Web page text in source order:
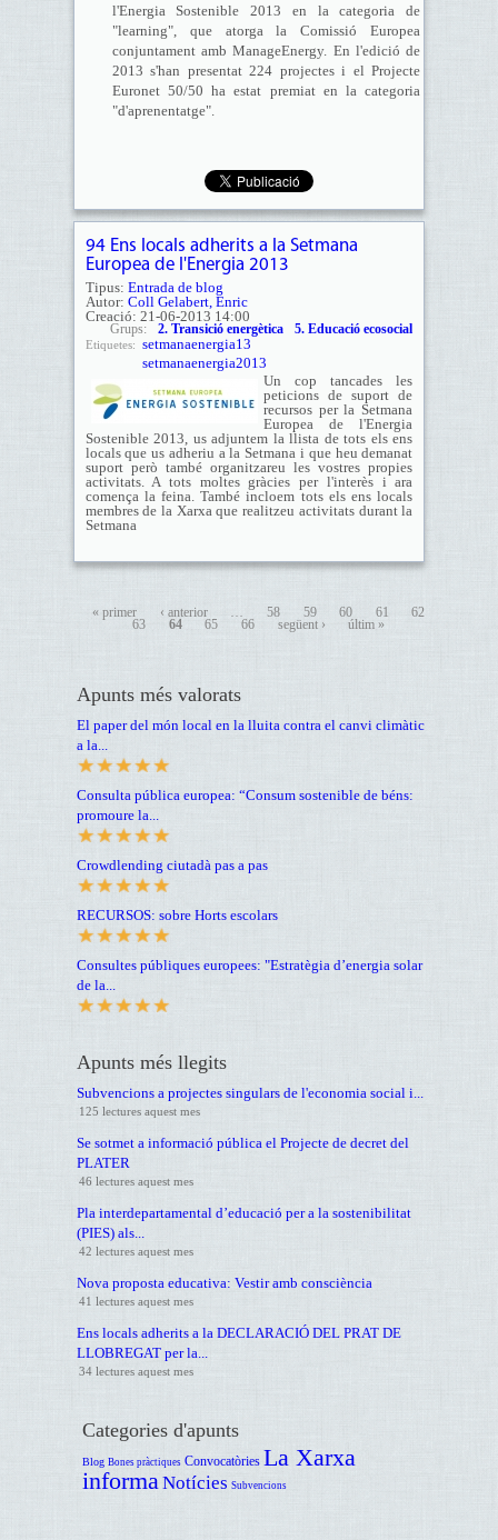
l'Energia Sostenible 2013 en la categoria de
"learning", que atorga la Comissió Europea
conjuntament amb ManageEnergy. En l'edició de
2013 s'han presentat 224 projectes i el Projecte
Euronet 50/50 ha estat premiat en la categoria
"d'aprenentatge".
94 Ens locals adherits a la Setmana
Europea de l'Energia 2013
Tipus: Entrada de blog
Autor: Coll Gelabert, Enric
Creació: 21-06-2013 14:00
Grups: 2. Transició energètica 5. Educació ecosocial
Etiquetes: setmanaenergia13
setmanaenergia2013
Un cop tancades les
peticions de suport de
recursos per la Setmana
Europea de l'Energia
Sostenible 2013, us adjuntem la llista de tots els ens
locals que us adheriu a la Setmana i que heu demanat
suport però també organitzareu les vostres propies
activitats. A tots moltes gràcies per l'interès i ara
comença la feina. També incloem tots els ens locals
membres de la Xarxa que realitzeu activitats durant la
Setmana
« primer ‹ anterior … 58 59 60 61
62
63
64 65 66 següent › últim »
Apunts més valorats
El paper del món local en la lluita contra el canvi climàtic
a la...
Consulta pública europea: “Consum sostenible de béns:
promoure la...
Crowdlending ciutadà pas a pas
RECURSOS: sobre Horts escolars
Consultes públiques europees: "Estratègia d’energia solar
de la...
Apunts més llegits
Subvencions a projectes singulars de l'economia social i...
125 lectures aquest mes
Se sotmet a informació pública el Projecte de decret del
PLATER
46 lectures aquest mes
Pla interdepartamental d’educació per a la sostenibilitat
(PIES) als...
42 lectures aquest mes
Nova proposta educativa: Vestir amb consciència
41 lectures aquest mes
Ens locals adherits a la DECLARACIÓ DEL PRAT DE
LLOBREGAT per la...
34 lectures aquest mes
Categories d'apunts
Blog Bones pràctiques Convocatòries La Xarxa
informa Notícies Subvencions